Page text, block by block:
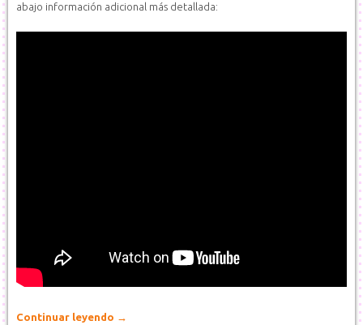
abajo información adicional más detallada:
Continuar leyendo →